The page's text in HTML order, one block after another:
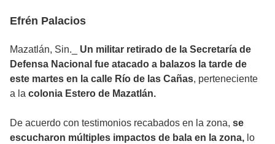
Efrén Palacios
Mazatlán, Sin._ Un militar retirado de la Secretaría de
Defensa Nacional fue atacado a balazos la tarde de
este martes en la calle Río de las Cañas, perteneciente
a la colonia Estero de Mazatlán.
De acuerdo con testimonios recabados en la zona, se
escucharon múltiples impactos de bala en la zona, lo